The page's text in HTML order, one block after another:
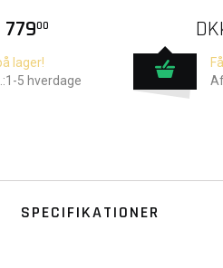
77900
lager!
5 hverdage
SPECIFIKATIONER